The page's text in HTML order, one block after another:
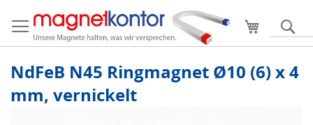
Mein
NdFeB N45 Ringmagnet Ø10 (6) x 4
mm, vernickelt